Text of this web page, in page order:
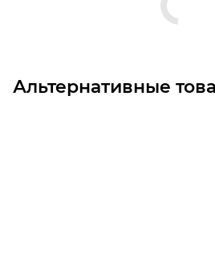
Альтернативные